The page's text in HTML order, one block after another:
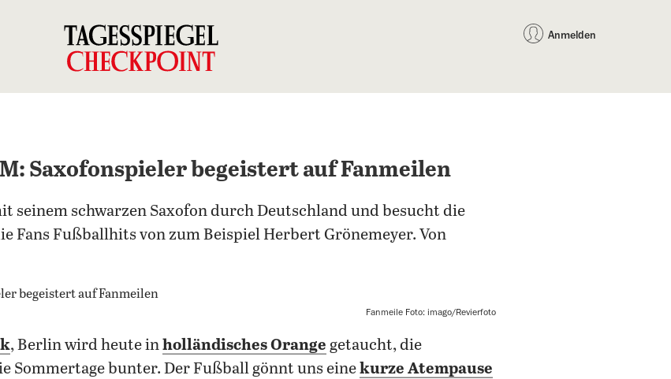
Anmelden
Saxofonspieler begeistert auf Fanmeilen
seinem schwarzen Saxofon durch Deutschland und besucht die
Fans Fußballhits von zum Beispiel Herbert Grönemeyer. Von
Fanmeile Foto: imago/Revierfoto
, Berlin wird heute inholländisches Orange getaucht, die
Sommertage bunter. Der Fußball gönnt uns einekurze Atempause